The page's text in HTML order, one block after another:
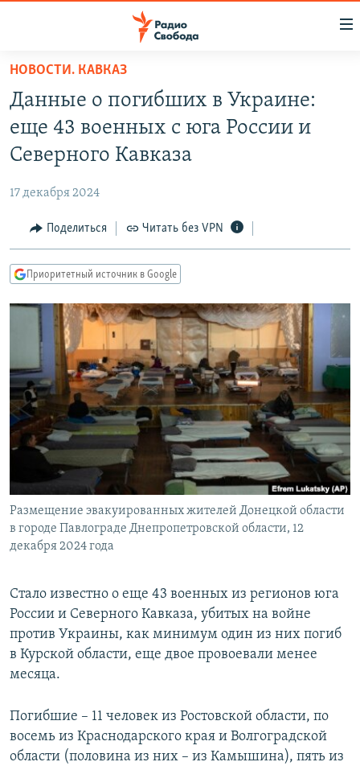
упрощенного
доступа
Вернуться
основному
Вернутся
Вернутся
поиску
ПОДКАСТЫ
АВТОРСКИЕ ПРОЕКТЫ
МНЕНИЯ
КУЛЬТУРА
КАВКАЗ.РЕАЛИИ
СЕВЕР.РЕАЛИИ
СИБИРЬ.РЕАЛИИ
РАСПИСАНИЕ ВЕЩАНИЯ
ПОДПИШИТЕСЬ НА РАССЫЛКУ
СОЦИАЛЬНЫЕ СЕТИ
Все сайты РСЕ/РС
НОВОСТИ. КАВКАЗ
Данные о погибших в Украине:
еще 43 военных с юга России и
Северного Кавказа
17 декабря 2024
Поделиться Читать без VPN
Приоритетный источник в Google
Размещение эвакуированных жителей Донецкой области
в городе Павлограде Днепропетровской области, 12
декабря 2024 года
Cтало известно о еще 43 военных из регионов юга
России и Северного Кавказа, убитых на войне
против Украины, как минимум один из них погиб
в Курской области, еще двое провоевали менее
месяца.
Погибшие – 11 человек из Ростовской области, по
восемь из Краснодарского края и Волгоградской
области (половина из них – из Камышина), пять из